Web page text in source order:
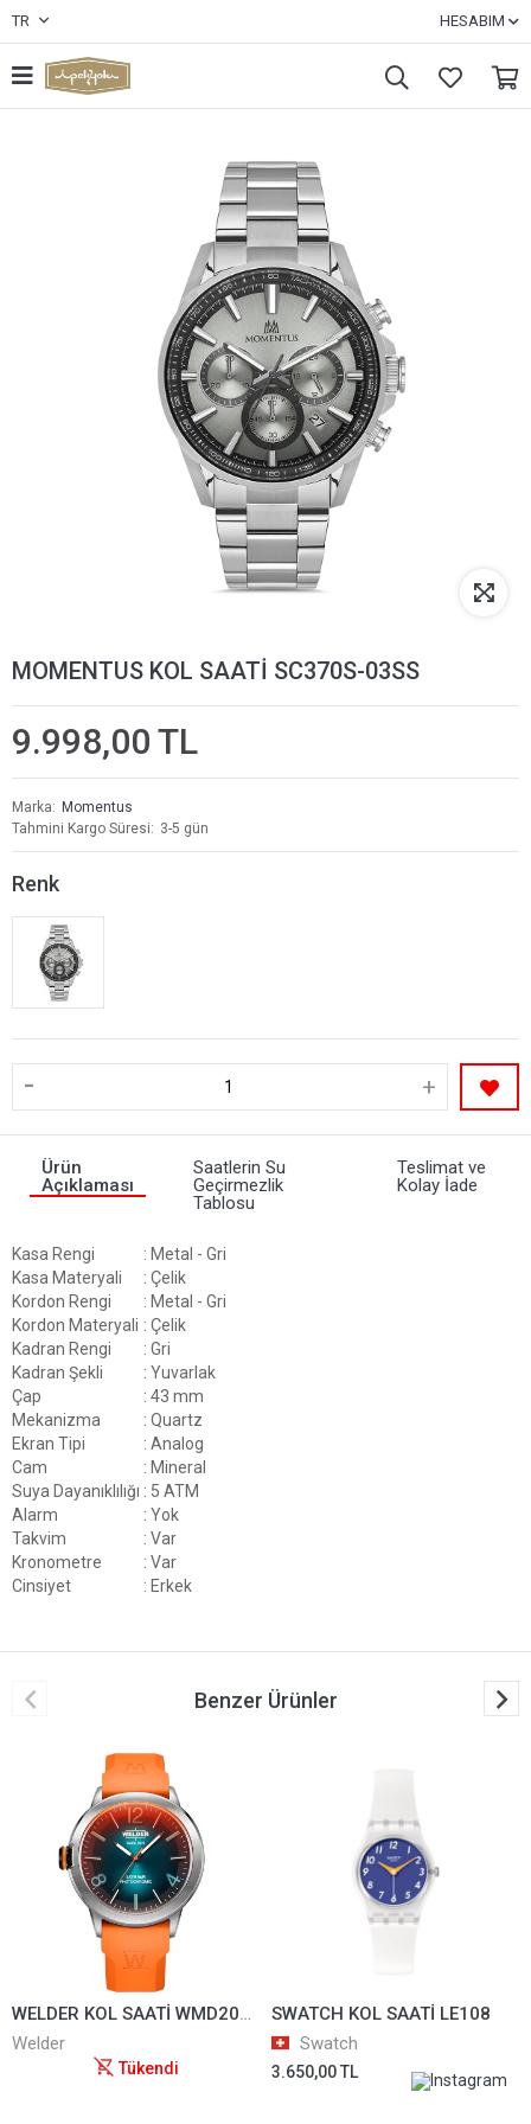
TR HESABIM
MOMENTUS KOL SAATİ SC370S-03SS
9.998,00 TL
Marka
Momentus
Tahmini Kargo Süresi
3-5 gün
Renk
- +
Ürün
Açıklaması
Saatlerin Su
Geçirmezlik
Tablosu
Teslimat ve
Kolay İade
Kasa Rengi
: Metal - Gri
Kasa Materyali
: Çelik
Kordon Rengi
: Metal - Gri
Kordon Materyali : Çelik
Kadran Rengi
: Gri
Kadran Şekli
: Yuvarlak
Çap
: 43 mm
Mekanizma
: Quartz
Ekran Tipi
: Analog
Cam
: Mineral
Suya Dayanıklılığı : 5 ATM
Alarm
: Yok
Takvim
: Var
Kronometre
: Var
Cinsiyet
: Erkek
Benzer Ürünler
WELDER KOL SAATİ WMD2010
Welder
Tükendi
SWATCH KOL SAATİ LE108
Swatch
3.650,00 TL